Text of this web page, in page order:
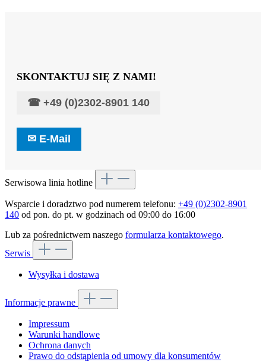
SKONTAKTUJ SIĘ Z NAMI!
☎ +49 (0)2302-8901 140
✉ E-Mail
Serwisowa linia hotline
Wsparcie i doradztwo pod numerem telefonu: +49 (0)2302-8901
140 od pon. do pt. w godzinach od 09:00 do 16:00
Lub za pośrednictwem naszego formularza kontaktowego.
Serwis
Wysyłka i dostawa
Informacje prawne
Impressum
Warunki handlowe
Ochrona danych
Prawo do odstąpienia od umowy dla konsumentów